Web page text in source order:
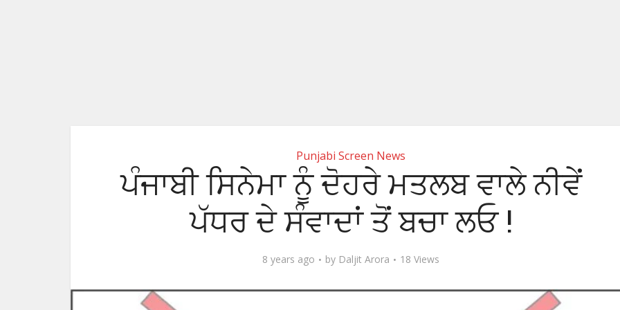
Punjabi Screen News
ਪੰਜਾਬੀ ਸਿਨੇਮਾ ਨੂੰ ਦੋਹਰੇ ਮਤਲਬ ਵਾਲੇ ਨੀਵੇਂ
ਪੱਧਰ ਦੇ ਸੰਵਾਦਾਂ ਤੋਂ ਬਚਾ ਲਓ !
8 years ago by Daljit Arora 18 Views